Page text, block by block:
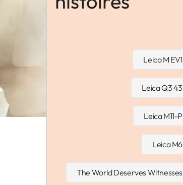
Leica M EV1
Leica Q3 43
Leica M11-P
Leica M6
The World Deserves Witnesses